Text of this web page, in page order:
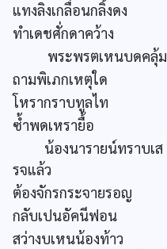
แทงลิงเกลื่อนกลิ้งดง
ทำเดชศั่กดาคว้าง
พระพรตเหนบดคลุ้ม
ถามพิเภกเหตุใด
โหรากราบทูลไท
ซ้ำพดเหรายื้อ
น้องนารายน์ทราบเส
รจแล้ว
ต้องจักรกระจายรอญ
กลับเปนอัคนีฟอน
สว่างบเหนน้องท้าว